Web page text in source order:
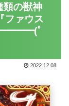
の獣神
ファウス
━━━━(ﾟ
2022.12.08